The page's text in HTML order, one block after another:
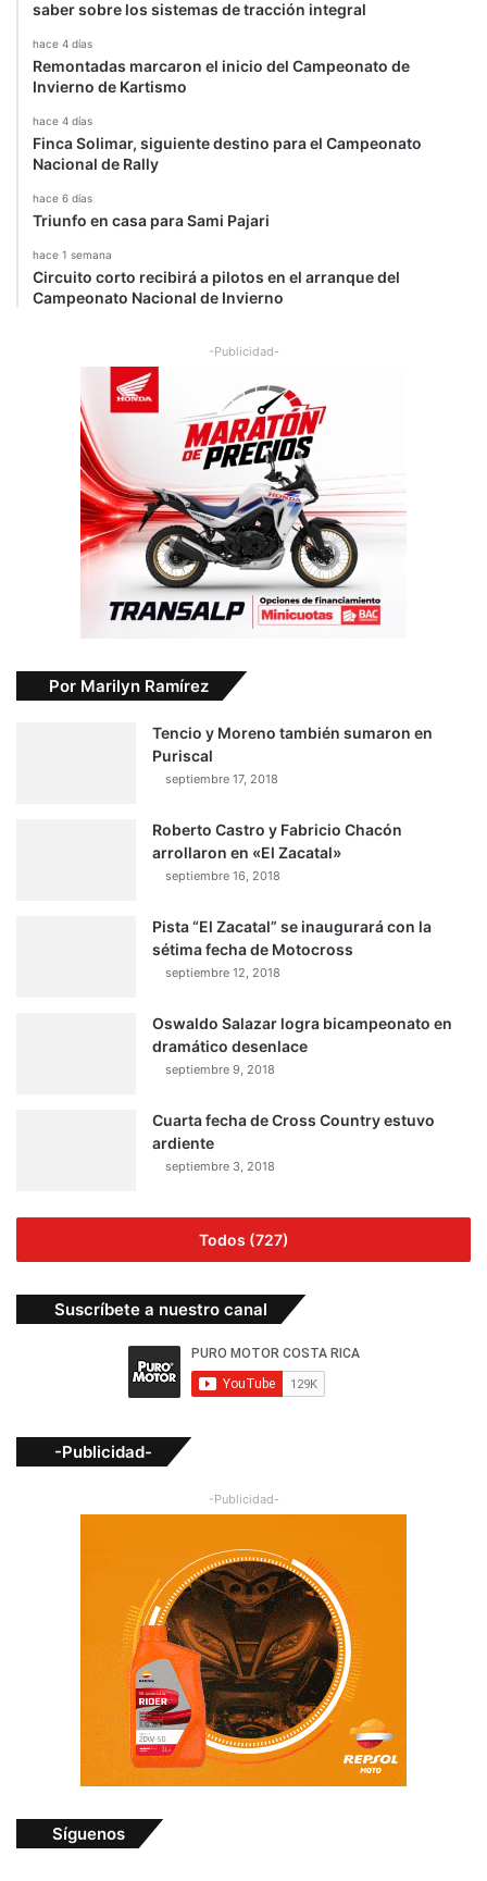
saber sobre los sistemas de tracción integral
hace 4 días
Remontadas marcaron el inicio del Campeonato de
Invierno de Kartismo
hace 4 días
Finca Solimar, siguiente destino para el Campeonato
Nacional de Rally
hace 6 días
Triunfo en casa para Sami Pajari
hace 1 semana
Circuito corto recibirá a pilotos en el arranque del
Campeonato Nacional de Invierno
-Publicidad-
Por Marilyn Ramírez
Tencio y Moreno también sumaron en
Puriscal
septiembre 17, 2018
Roberto Castro y Fabricio Chacón
arrollaron en «El Zacatal»
septiembre 16, 2018
Pista “El Zacatal” se inaugurará con la
sétima fecha de Motocross
septiembre 12, 2018
Oswaldo Salazar logra bicampeonato en
dramático desenlace
septiembre 9, 2018
Cuarta fecha de Cross Country estuvo
ardiente
septiembre 3, 2018
Todos (727)
Suscríbete a nuestro canal
-Publicidad-
-Publicidad-
Síguenos